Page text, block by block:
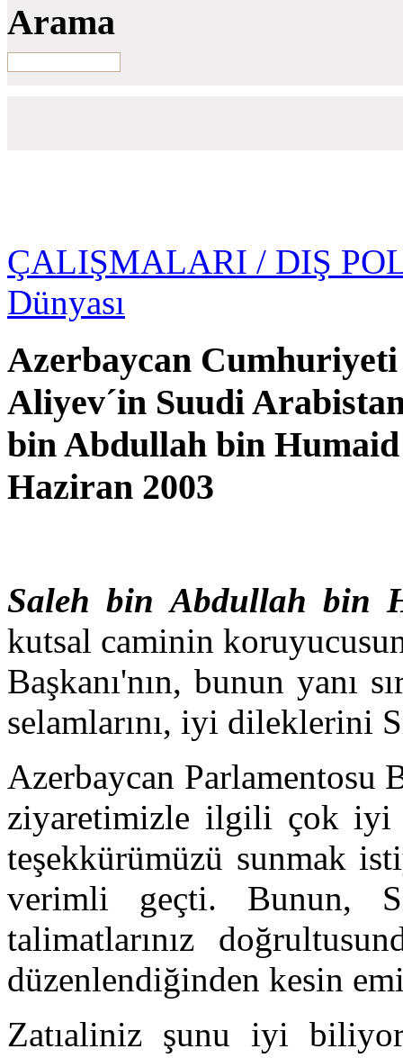
Arama
ÇALIŞMALARI / DIŞ
Dünyası
Azerbaycan
Aliyev´in Suudi
bin Abdullah bin Humaid
Haziran 2003
Saleh bin Abdullah bin
kutsal caminin
Başkanı'nın, bunun yanı
selamlarını, iyi dileklerini
Azerbaycan Parlamentosu
ziyaretimizle ilgili çok iyi
teşekkürümüzü sunmak
verimli geçti. Bunun,
talimatlarınız
düzenlendiğinden kesin
Zatıaliniz şunu iyi